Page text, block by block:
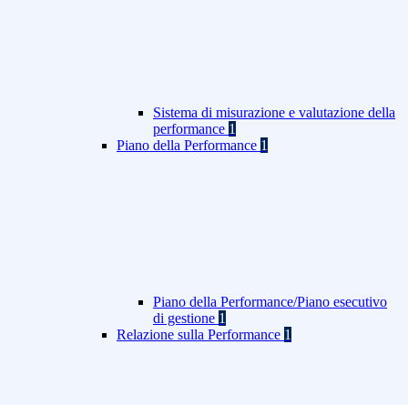
Sistema di misurazione e valutazione della
performance 1
Piano della Performance 1
Piano della Performance/Piano esecutivo
di gestione 1
Relazione sulla Performance 1